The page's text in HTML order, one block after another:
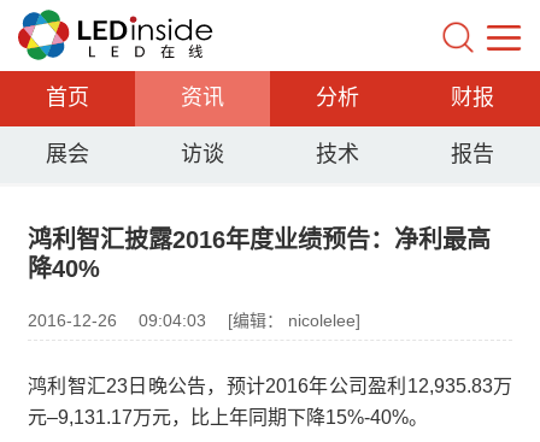
首页 资讯 分析 财报
展会 访谈 技术 报告
鸿利智汇披露2016年度业绩预告：净利最高
降40%
2016-12-26 09:04:03 [编辑： nicolelee]
鸿利智汇23日晚公告，预计2016年公司盈利12,935.83万
元–9,131.17万元，比上年同期下降15%-40%。